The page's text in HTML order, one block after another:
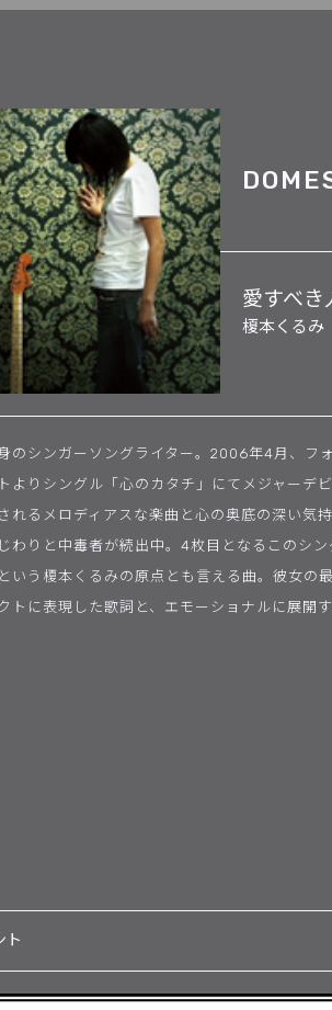
愛すべき
榎本くるみ
のシンガーソングライター。2006年4月、フ
よりシングル「心のカタチ」にてメジャーデ
れるメロディアスな楽曲と心の奥底の深い気
わりと中毒者が続出中。4枚目となるこのシ
いう榎本くるみの原点とも言える曲。彼女の
トに表現した歌詞と、エモーショナルに展開
ト